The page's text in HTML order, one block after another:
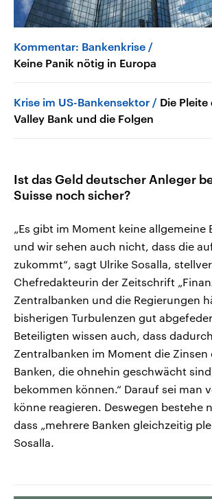
Kommentar: Bankenkrise
Keine Panik nötig in Europa
Krise im US-Bankensektor
Die
Valley Bank und die Folgen
Ist das Geld deutscher Anleger
Suisse noch sicher?
„Es gibt im Moment keine allgemeine
und wir sehen auch nicht, dass die
zukommt“, sagt Ulrike Sosalla,
Chefredakteurin der Zeitschrift
Zentralbanken und die Regierungen
bisherigen Turbulenzen gut
Beteiligten wissen auch, dass
Zentralbanken im Moment die Zinsen
Banken, die ohnehin geschwächt
bekommen können.“ Darauf sei man
könne reagieren. Deswegen bestehe
dass „mehrere Banken gleichzeitig
Sosalla.